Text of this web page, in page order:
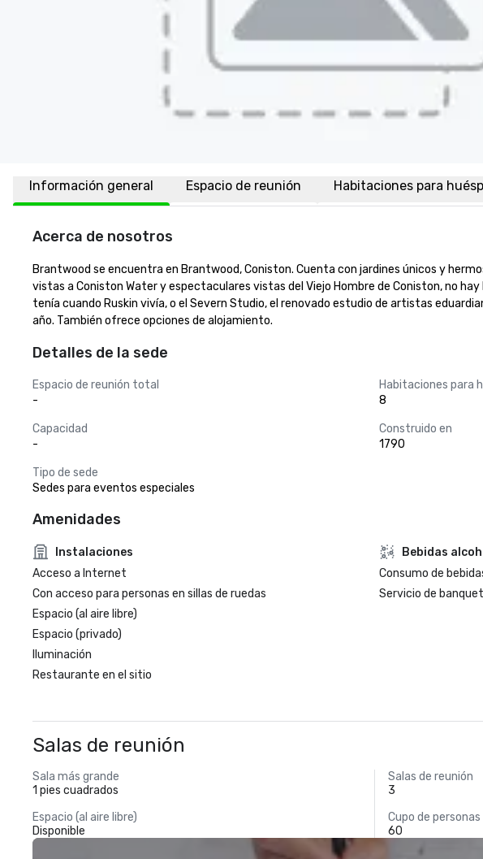
Información general Espacio de reunión Habitaciones para
Acerca de nosotros
Brantwood se encuentra en Brantwood, Coniston. Cuenta con jardines únicos y
vistas a Coniston Water y espectaculares vistas del Viejo Hombre de Coniston, no
tenía cuando Ruskin vivía, o el Severn Studio, el renovado estudio de artistas
año. También ofrece opciones de alojamiento.
Detalles de la sede
Espacio de reunión total
-
Habitaciones para
8
Capacidad
-
Construido en
1790
Tipo de sede
Sedes para eventos especiales
Amenidades
Instalaciones
Acceso a Internet
Con acceso para personas en sillas de ruedas
Espacio (al aire libre)
Espacio (privado)
Iluminación
Restaurante en el sitio
Bebidas
Consumo de
Servicio de
Salas de reunión
Sala más grande
1 pies cuadrados
Salas de reunión
3
Espacio (al aire libre)
Disponible
Cupo de personas
60